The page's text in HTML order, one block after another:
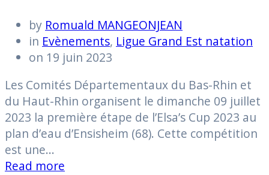
by Romuald MANGEONJEAN
in Evènements, Ligue Grand Est natation
on 19 juin 2023
Les Comités Départementaux du Bas-Rhin et
du Haut-Rhin organisent le dimanche 09 juillet
2023 la première étape de l’Elsa’s Cup 2023 au
plan d’eau d’Ensisheim (68). Cette compétition
est une…
Read more